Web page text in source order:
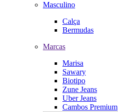
Masculino
Calça
Bermudas
Marcas
Marisa
Sawary
Biotipo
Zune Jeans
Uber Jeans
Cambos Premium